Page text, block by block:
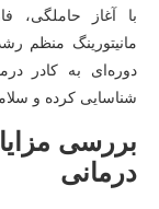
با آغاز حاملگی،
مانیتورینگ منظم
دوره‌ای به کادر
شناسایی کرده و
بررسی
درمانی